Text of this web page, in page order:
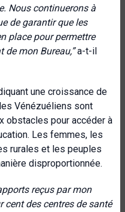
Nous continuerons à
de garantir que les
place pour permettre
de mon Bureau,”a-t-il
une croissance de
Vénézuéliens sont
obstacles pour accéder à
Les femmes, les
rurales et les peuples
disproportionnée.
reçus par mon
cent des centres de santé